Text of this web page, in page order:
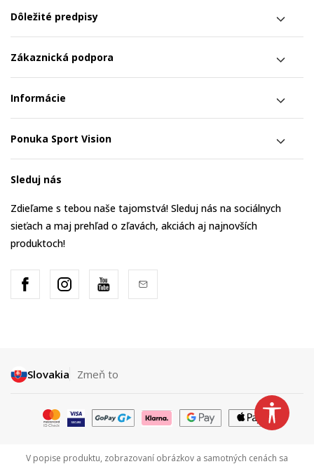
Dôležité predpisy
Zákaznická podpora
Informácie
Ponuka Sport Vision
Sleduj nás
Zdieľame s tebou naše tajomstvá! Sleduj nás na sociálnych
sieťach a maj prehľad o zľavách, akciách aj najnovších
produktoch!
Slovakia Zmeň to
V popise produktu, zobrazovaní obrázkov a samotných cenách sa